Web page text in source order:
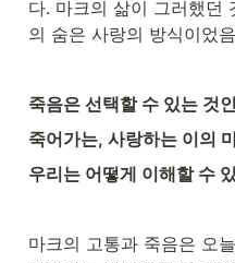
다. 마크의 삶이 그러했던
의 숨은 사랑의 방식이었
죽음은 선택할 수 있는 것
죽어가는, 사랑하는 이의
우리는 어떻게 이해할 수
마크의 고통과 죽음은 오